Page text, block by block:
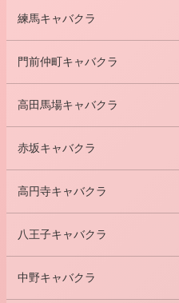
練馬キャバクラ
門前仲町キャバクラ
高田馬場キャバクラ
赤坂キャバクラ
高円寺キャバクラ
八王子キャバクラ
中野キャバクラ